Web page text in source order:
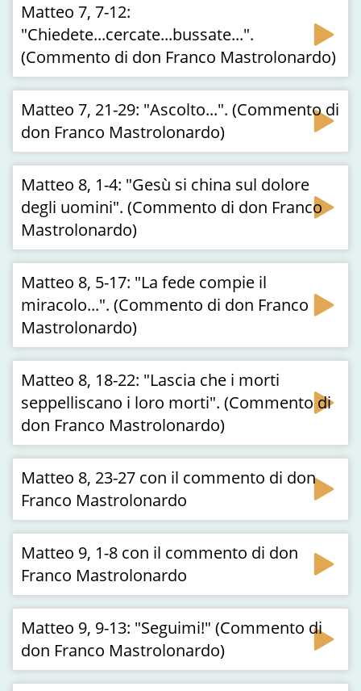
Matteo 7, 7-12:
"Chiedete...cercate...bussate...".
(Commento di don Franco Mastrolonardo)
Matteo 7, 21-29: "Ascolto...". (Commento di
don Franco Mastrolonardo)
Matteo 8, 1-4: "Gesù si china sul dolore
degli uomini". (Commento di don Franco
Mastrolonardo)
Matteo 8, 5-17: "La fede compie il
miracolo...". (Commento di don Franco
Mastrolonardo)
Matteo 8, 18-22: "Lascia che i morti
seppelliscano i loro morti". (Commento di
don Franco Mastrolonardo)
Matteo 8, 23-27 con il commento di don
Franco Mastrolonardo
Matteo 9, 1-8 con il commento di don
Franco Mastrolonardo
Matteo 9, 9-13: "Seguimi!" (Commento di
don Franco Mastrolonardo)